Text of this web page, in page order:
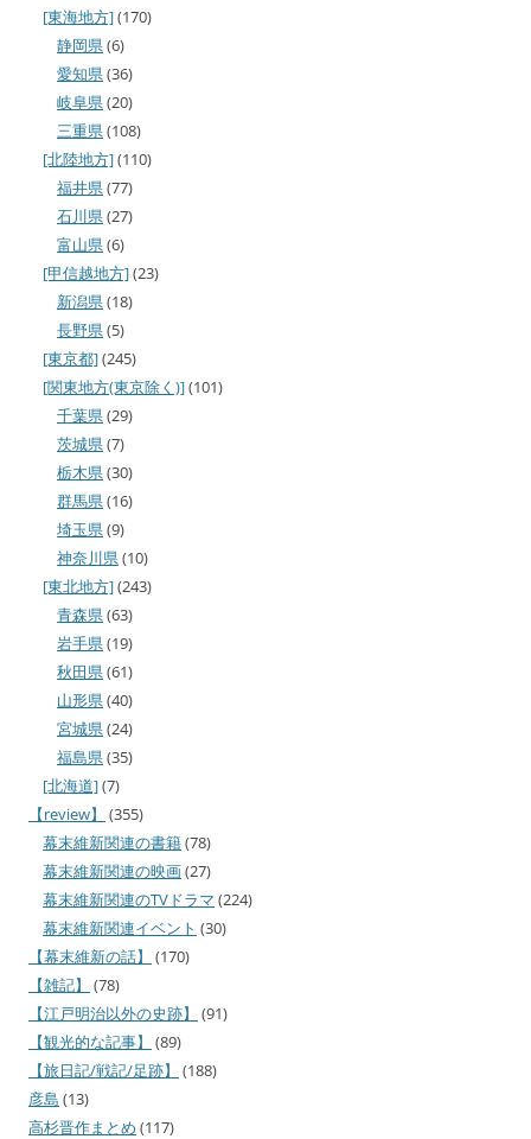
[東海地方](170)
静岡県(6)
愛知県(36)
岐阜県(20)
三重県(108)
[北陸地方](110)
福井県(77)
石川県(27)
富山県(6)
[甲信越地方](23)
新潟県(18)
長野県(5)
[東京都](245)
[関東地方(東京除く)](101)
千葉県(29)
茨城県(7)
栃木県(30)
群馬県(16)
埼玉県(9)
神奈川県(10)
[東北地方](243)
青森県(63)
岩手県(19)
秋田県(61)
山形県(40)
宮城県(24)
福島県(35)
[北海道](7)
【review】
(355)
幕末維新関連の書籍(78)
幕末維新関連の映画(27)
幕末維新関連のTVドラマ (224)
幕末維新関連イベント (30)
【幕末維新の話】
(170)
【雑記】
(78)
【江戸明治以外の史跡】
(91)
【観光的な記事】
(89)
【旅日記/戦記/足跡】
(188)
彦島 (13)
高杉晋作まとめ (117)